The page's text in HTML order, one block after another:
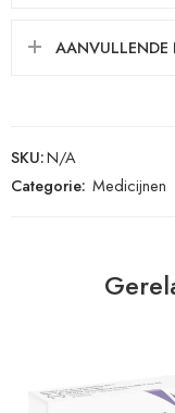
AANVULLENDE
SKU:N/A
Categorie: Medicijnen